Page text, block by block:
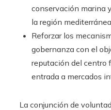
conservación marina
la región mediterránea.
Reforzar los
gobernanza con el
reputación del centro
entrada a mercados
La conjunción de